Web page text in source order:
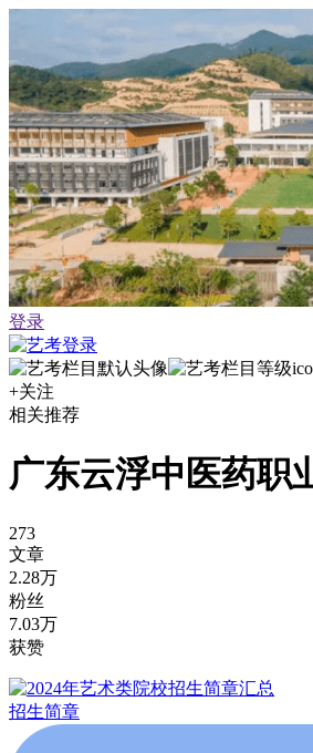
登录
+关注
相关推荐
广东云浮中医药职
273
文章
2.28万
粉丝
7.03万
获赞
招生简章